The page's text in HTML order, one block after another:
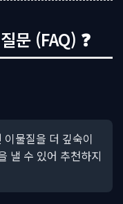
문 (FAQ) ❓
물질을 더 깊숙이
낼 수 있어 추천하지